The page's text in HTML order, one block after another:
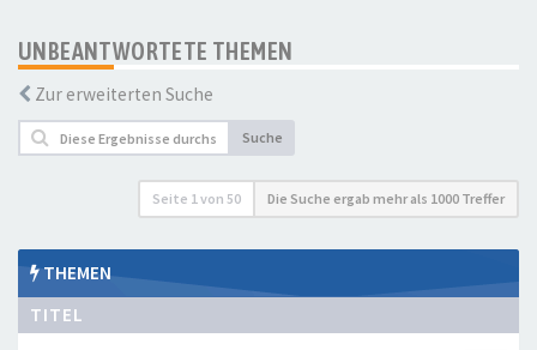
UNBEANTWORTETE THEMEN
Zur erweiterten Suche
Suche
Seite 1von 50 Die Suche ergab mehr als 1000 Treffer
THEMEN
TITEL